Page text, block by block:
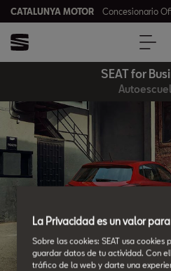
CATALUNYA MOTOR Concesionario
SEAT for
La Privacidad es un valor para
Sobre las cookies: SEAT usa
guardar datos de tu actividad. Con
tráfico de la web y darte una